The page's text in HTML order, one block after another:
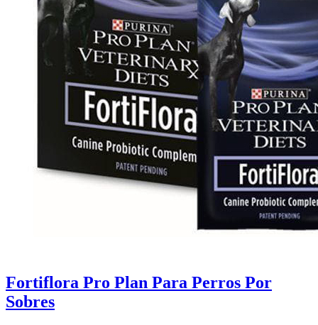
Fortiflora Pro Plan Para Perros Por
Sobres